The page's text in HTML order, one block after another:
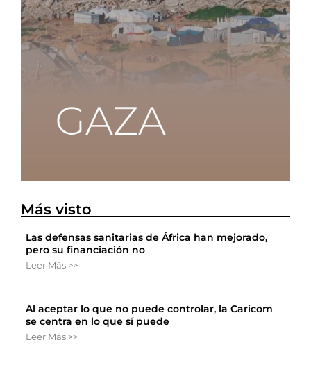
Más visto
Las defensas sanitarias de África han mejorado,
pero su financiación no
Leer Más >>
Al aceptar lo que no puede controlar, la Caricom
se centra en lo que sí puede
Leer Más >>